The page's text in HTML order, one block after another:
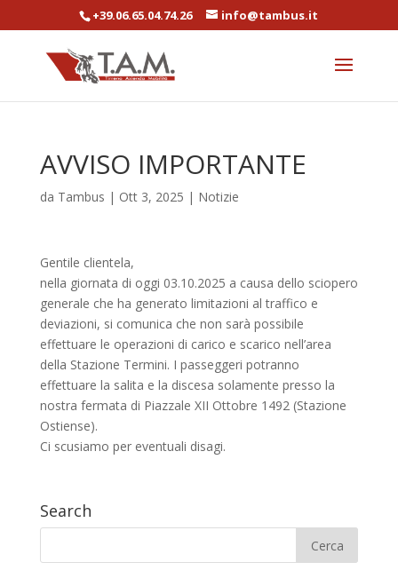
+39.06.65.04.74.26 info@tambus.it
AVVISO IMPORTANTE
da Tambus | Ott 3, 2025 | Notizie
Gentile clientela,
nella giornata di oggi 03.10.2025 a causa dello sciopero
generale che ha generato limitazioni al traffico e
deviazioni, si comunica che non sarà possibile
effettuare le operazioni di carico e scarico nell’area
della Stazione Termini. I passeggeri potranno
effettuare la salita e la discesa solamente presso la
nostra fermata di Piazzale XII Ottobre 1492 (Stazione
Ostiense).
Ci scusiamo per eventuali disagi.
Search